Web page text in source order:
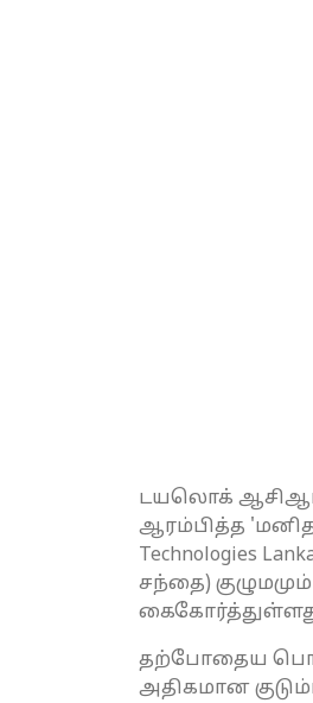
டயலொக்
ஆரம்பித்த
Technologies
சந்தை)
தற்போதைய
அதிகமான